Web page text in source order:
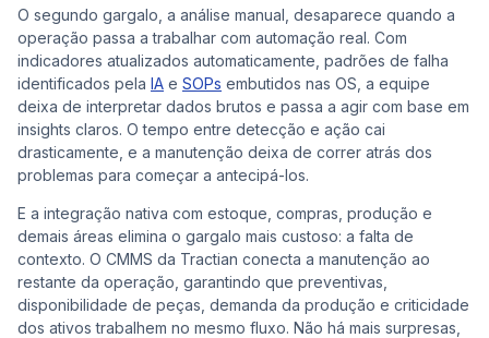
O segundo gargalo, a análise manual, desaparece quando a
operação passa a trabalhar com automação real. Com
indicadores atualizados automaticamente, padrões de falha
identificados pela IA e SOPs embutidos nas OS, a equipe
deixa de interpretar dados brutos e passa a agir com base em
insights claros. O tempo entre detecção e ação cai
drasticamente, e a manutenção deixa de correr atrás dos
problemas para começar a antecipá-los.
E a integração nativa com estoque, compras, produção e
demais áreas elimina o gargalo mais custoso: a falta de
contexto. O CMMS da Tractian conecta a manutenção ao
restante da operação, garantindo que preventivas,
disponibilidade de peças, demanda da produção e criticidade
dos ativos trabalhem no mesmo fluxo. Não há mais surpresas,